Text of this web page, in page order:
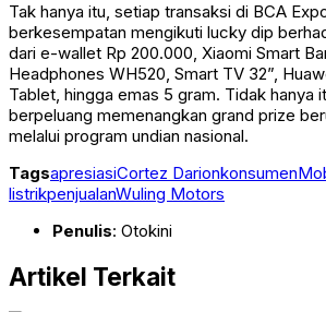
Tak hanya itu, setiap transaksi di BCA
berkesempatan mengikuti lucky dip
dari e-wallet Rp 200.000, Xiaomi Smart
Headphones WH520, Smart TV 32”,
Tablet, hingga emas 5 gram. Tidak hanya
berpeluang memenangkan grand prize
melalui program undian nasional.
TagsapresiasiCortez Darionkonsumen
listrikpenjualanWuling Motors
Penulis: Otokini
Artikel Terkait